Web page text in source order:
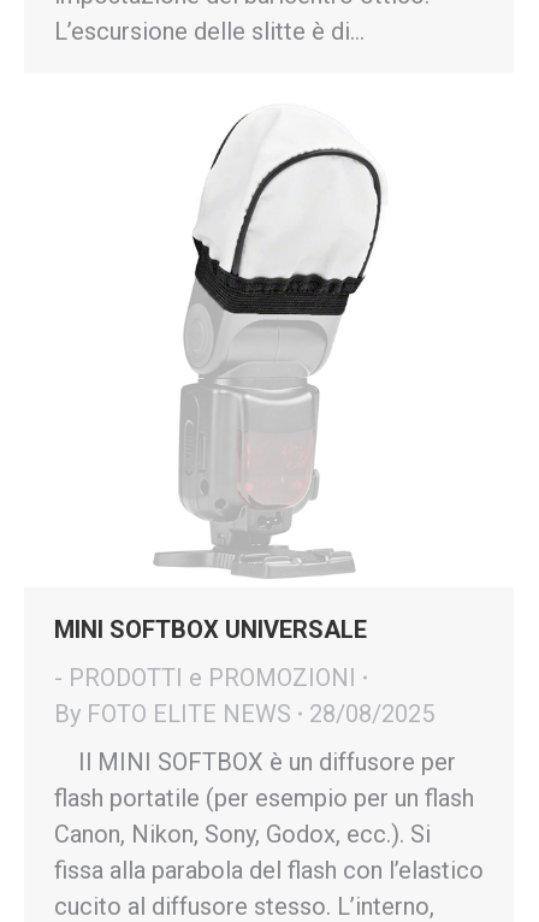
L’escursione delle slitte è di…
MINI SOFTBOX UNIVERSALE
- PRODOTTI e PROMOZIONI
By FOTO ELITE NEWS
28/08/2025
Il MINI SOFTBOX è un diffusore per
flash portatile (per esempio per un flash
Canon, Nikon, Sony, Godox, ecc.). Si
fissa alla parabola del flash con l’elastico
cucito al diffusore stesso. L’interno,